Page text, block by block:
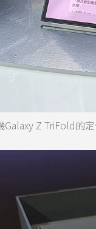
Z TriFold的